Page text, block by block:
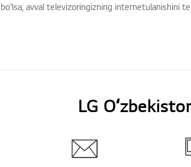
bo'lsa, avval televizoringizning internetulanishini
LG